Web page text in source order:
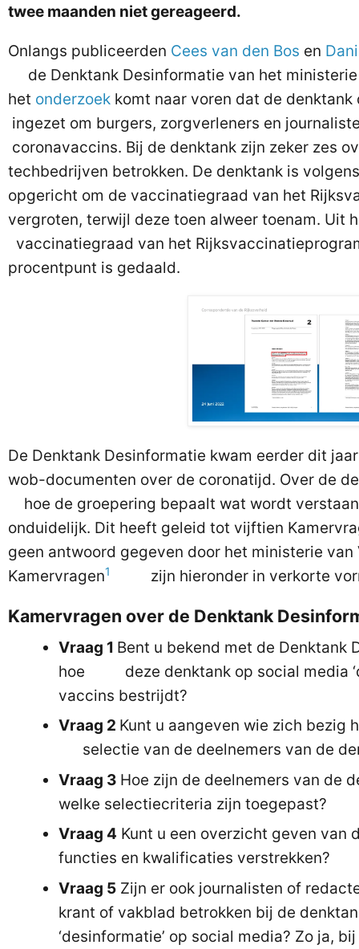
twee maanden niet gereageerd.
Onlangs publiceerden Cees van den Bos en
de Denktank Desinformatie van het
het onderzoek komt naar voren dat de
ingezet om burgers, zorgverleners en
coronavaccins. Bij de denktank zijn zeker zes
techbedrijven betrokken. De denktank is
opgericht om de vaccinatiegraad van het
vergroten, terwijl deze toen alweer toenam.
vaccinatiegraad van het
procentpunt is gedaald.
De Denktank Desinformatie kwam eerder dit
wob-documenten over de coronatijd. Over de
hoe de groepering bepaalt wat wordt
onduidelijk. Dit heeft geleid tot vijftien
geen antwoord gegeven door het ministerie van
Kamervragen1 zijn hieronder in verkorte
Kamervragen over de Denktank
Vraag 1 Bent u bekend met de Denktank
hoe deze denktank op social media
vaccins bestrijdt?
Vraag 2 Kunt u aangeven wie zich
selectie van de deelnemers van de
Vraag 3 Hoe zijn de deelnemers van de
welke selectiecriteria zijn toegepast?
Vraag 4 Kunt u een overzicht geven van
functies en kwalificaties verstrekken?
Vraag 5Zijn er ook journalisten of
krant of vakblad betrokken bij de
‘desinformatie’ op social media? Zo ja,